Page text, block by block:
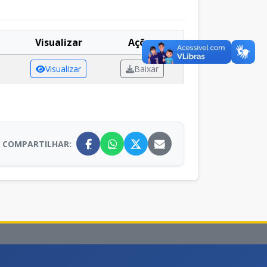
Visualizar Ações
Visualizar Baixar
COMPARTILHAR: